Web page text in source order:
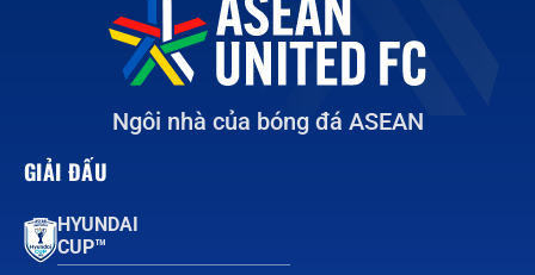
Ngôi nhà của bóng đá ASEAN
GIẢI ĐẤU
HYUNDAI
CUP™